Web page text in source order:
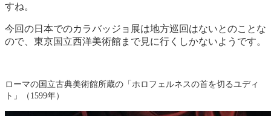
すね。
今回の日本でのカラバッジョ展は地方巡回はないとのことな
ので、東京国立西洋美術館まで見に行くしかないようです。
ローマの国立古典美術館所蔵の「ホロフェルネスの首を切るユディ
ト」（1599年）